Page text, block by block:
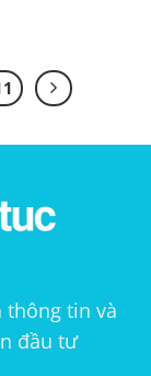
thông tin và
đầu tư